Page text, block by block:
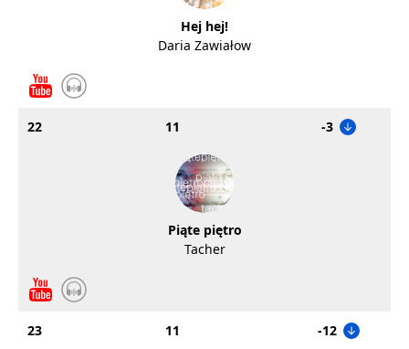
Hej hej!
Daria Zawiałow
22 11 -3
Piąte piętro
Tacher
23 11 -12